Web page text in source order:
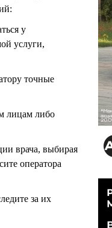
у
услуги,
точные
лицам либо
врача, выбирая
оператора
за их